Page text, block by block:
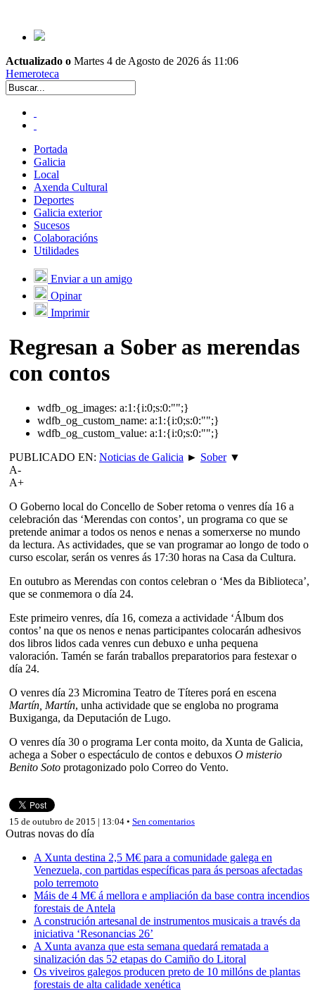
Actualizado o Martes 4 de Agosto de 2026 ás 11:06
Hemeroteca
Portada
Galicia
Local
Axenda Cultural
Deportes
Galicia exterior
Sucesos
Colaboracións
Utilidades
Enviar a un amigo
Opinar
Imprimir
Regresan a Sober as merendas
con contos
wdfb_og_images: a:1:{i:0;s:0:"";}
wdfb_og_custom_name: a:1:{i:0;s:0:"";}
wdfb_og_custom_value: a:1:{i:0;s:0:"";}
PUBLICADO EN: Noticias de Galicia ► Sober▼
A-
A+
O Goberno local do Concello de Sober retoma o venres día 16 a
celebración das ‘Merendas con contos’, un programa co que se
pretende animar a todos os nenos e nenas a somerxerse no mundo
da lectura. As actividades, que se van programar ao longo de todo o
curso escolar, serán os venres ás 17:30 horas na Casa da Cultura.
En outubro as Merendas con contos celebran o ‘Mes da Biblioteca’,
que se conmemora o día 24.
Este primeiro venres, día 16, comeza a actividade ‘Álbum dos
contos’ na que os nenos e nenas participantes colocarán adhesivos
dos libros lidos cada venres cun debuxo e unha pequena
valoración. Tamén se farán traballos preparatorios para festexar o
día 24.
O venres día 23 Micromina Teatro de Títeres porá en escena
Martín, Martín, unha actividade que se engloba no programa
Buxiganga, da Deputación de Lugo.
O venres día 30 o programa Ler conta moito, da Xunta de Galicia,
achega a Sober o espectáculo de contos e debuxos O misterio
Benito Soto protagonizado polo Correo do Vento.
15 de outubro de 2015 | 13:04 • Sen comentarios
Outras novas do día
A Xunta destina 2,5 M€ para a comunidade galega en
Venezuela, con partidas específicas para ás persoas afectadas
polo terremoto
Máis de 4 M€ á mellora e ampliación da base contra incendios
forestais de Antela
A construción artesanal de instrumentos musicais a través da
iniciativa ‘Resonancias 26’
A Xunta avanza que esta semana quedará rematada a
sinalización das 52 etapas do Camiño do Litoral
Os viveiros galegos producen preto de 10 millóns de plantas
forestais de alta calidade xenética